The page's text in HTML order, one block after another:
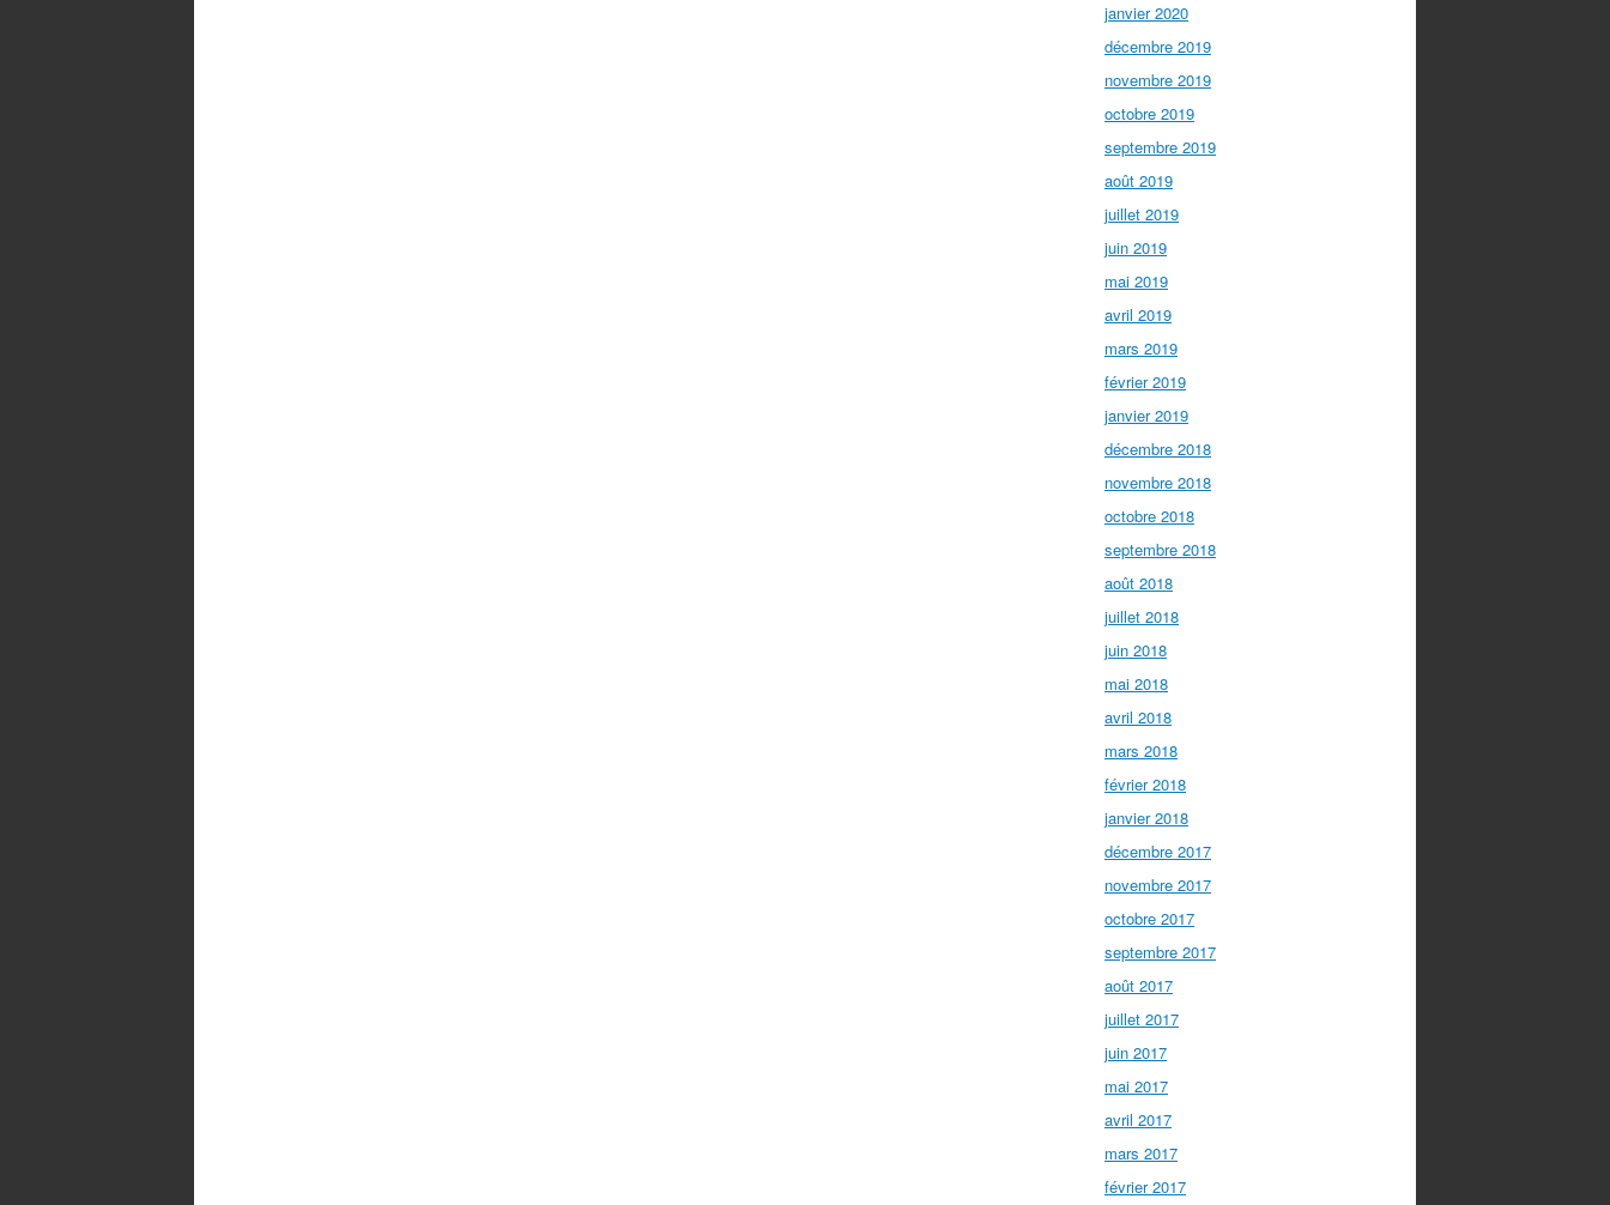
janvier 2020
décembre 2019
novembre 2019
octobre 2019
septembre 2019
août 2019
juillet 2019
juin 2019
mai 2019
avril 2019
mars 2019
février 2019
janvier 2019
décembre 2018
novembre 2018
octobre 2018
septembre 2018
août 2018
juillet 2018
juin 2018
mai 2018
avril 2018
mars 2018
février 2018
janvier 2018
décembre 2017
novembre 2017
octobre 2017
septembre 2017
août 2017
juillet 2017
juin 2017
mai 2017
avril 2017
mars 2017
février 2017